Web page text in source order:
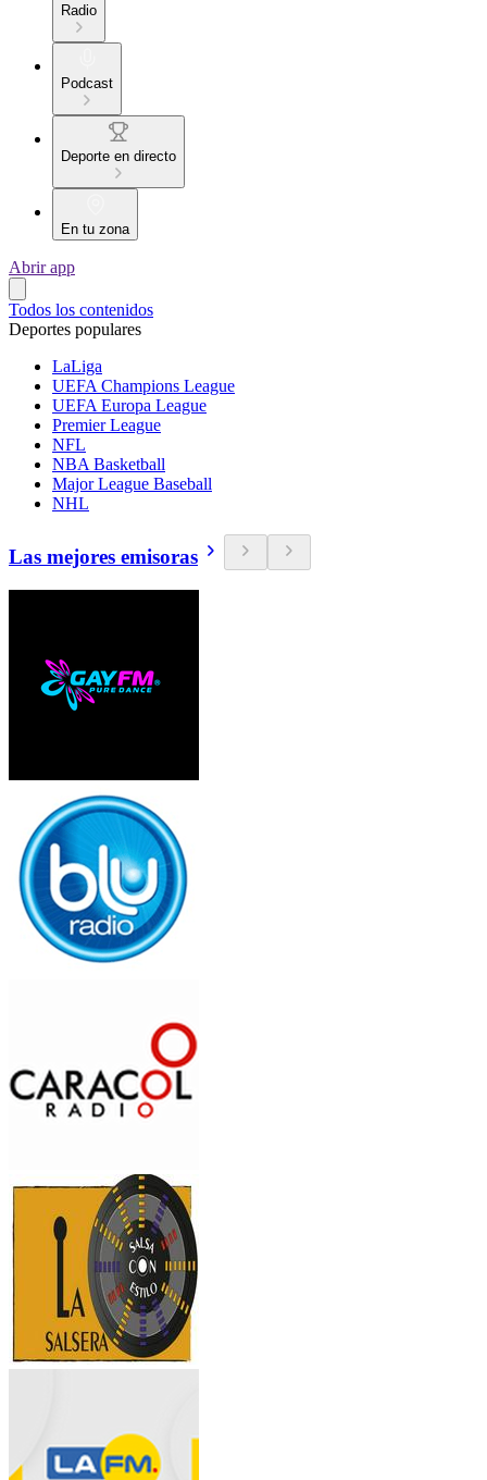
Radio
Podcast
Deporte en directo
En tu zona
Abrir app
Todos los contenidos
Deportes populares
LaLiga
UEFA Champions League
UEFA Europa League
Premier League
NFL
NBA Basketball
Major League Baseball
NHL
Las mejores emisoras